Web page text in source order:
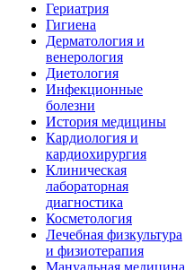
Гериатрия
Гигиена
Дерматология и
венерология
Диетология
Инфекционные
болезни
История медицины
Кардиология и
кардиохирургия
Клиническая
лабораторная
диагностика
Косметология
Лечебная физкультура
и физиотерапия
Мануальная медицина